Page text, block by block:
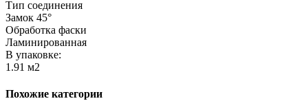
Тип соединения
Замок 45°
Обработка фаски
Ламинированная
В упаковке:
1.91 м2
Похожие категории